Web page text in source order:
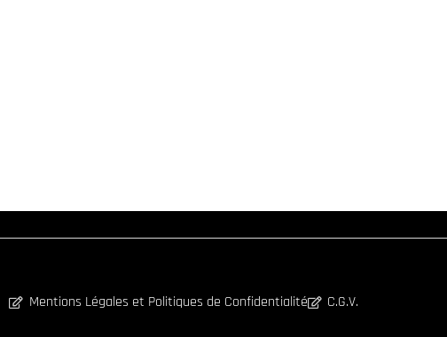
Mentions Légales et Politiques de Confidentialité C.G.V.